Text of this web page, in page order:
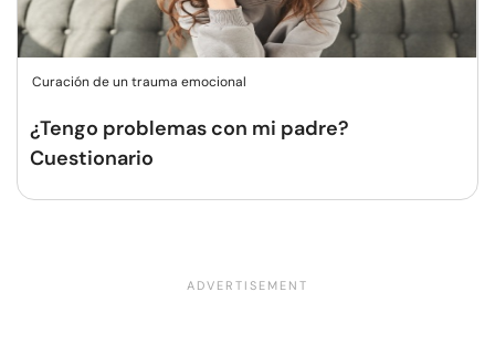
Curación de un trauma emocional
¿Tengo problemas con mi padre?
Cuestionario